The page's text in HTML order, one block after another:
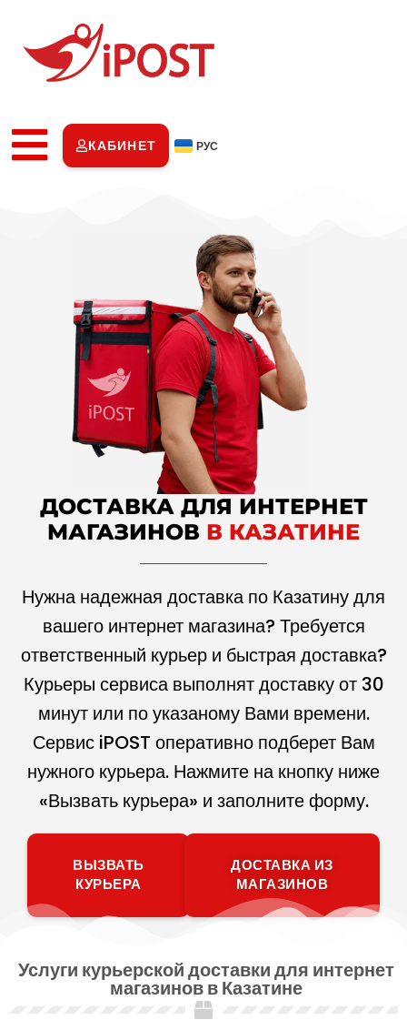
КАБИНЕТ РУС
ДОСТАВКА ДЛЯ ИНТЕРНЕТ
МАГАЗИНОВ В КАЗАТИНЕ
Нужна надежная доставка по Казатину для
вашего интернет магазина? Требуется
ответственный курьер и быстрая доставка?
Курьеры сервиса выполнят доставку от 30
минут или по указаному Вами времени.
Сервис iPOST оперативно подберет Вам
нужного курьера. Нажмите на кнопку ниже
«Вызвать курьера» и заполните форму.
ВЫЗВАТЬ
КУРЬЕРА
ДОСТАВКА ИЗ
МАГАЗИНОВ
Услуги курьерской доставки для интернет
магазинов в Казатине